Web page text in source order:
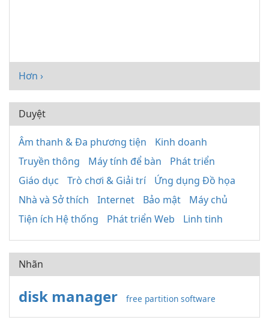
Hơn ›
Duyệt
Âm thanh & Đa phương tiện
Kinh doanh
Truyền thông
Máy tính để bàn
Phát triển
Giáo dục
Trò chơi & Giải trí
Ứng dụng Đồ họa
Nhà và Sở thích
Internet Bảo mật
Máy chủ
Tiện ích Hệ thống
Phát triển Web Linh tinh
Nhãn
disk manager free partition software